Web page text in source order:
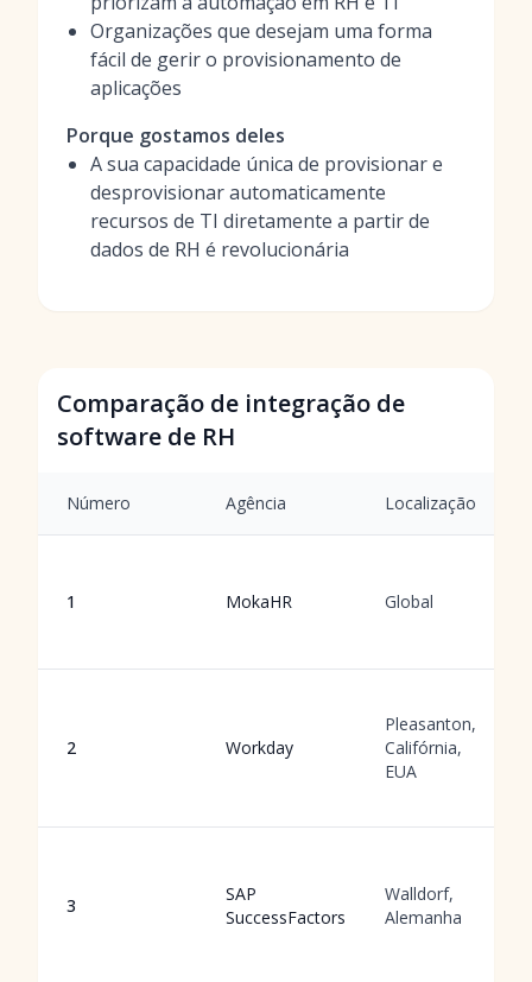
Organizações que desejam uma forma
fácil de gerir o provisionamento de
aplicações
Porque gostamos deles
A sua capacidade única de provisionar e
desprovisionar automaticamente
recursos de TI diretamente a partir de
dados de RH é revolucionária
Comparação de integração de
software de RH
Número Agência Localização
1 MokaHR Global
2 Workday
Pleasanton,
Califórnia,
EUA
3
SAP
SuccessFactors
Walldorf,
Alemanha